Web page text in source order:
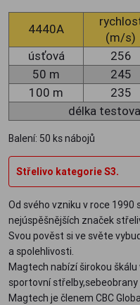
4440A
(m/s)
úsťová
256
50 m
245
100 m
235
délka
Balení: 50 ks nábojů
Střelivo kategorie S3.
Od svého vzniku v roce 1990
nejúspěšnějších značek
Svou pověst si ve světe
a spolehlivosti.
Magtech nabízí širokou
sportovní
Magtech je členem CBC